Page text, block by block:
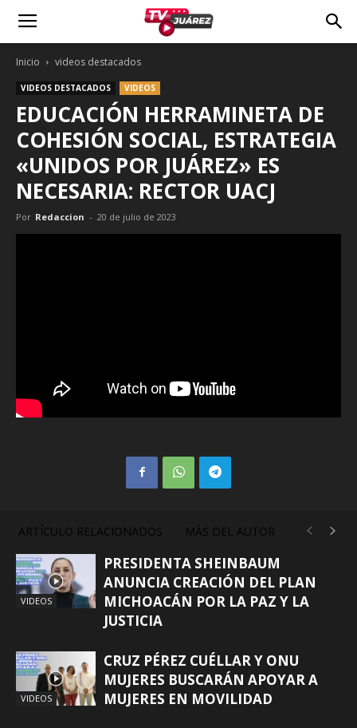
Inicio videos destacados
VIDEOS DESTACADOS VIDEOS
EDUCACIÓN HERRAMINETA DE
COHESIÓN SOCIAL, ESTRATEGIA
«UNIDOS POR JUÁREZ» ES
NECESARIA: RECTOR UACJ
Por Redaccion - 20 de julio de 2023
ARTÍCULO RELACIONADOS MÁS DEL AUTOR
VIDEOS
PRESIDENTA SHEINBAUM
ANUNCIA CREACIÓN DEL PLAN
MICHOACÁN POR LA PAZ Y LA
JUSTICIA
VIDEOS
CRUZ PÉREZ CUÉLLAR Y ONU
MUJERES BUSCARÁN APOYAR A
MUJERES EN MOVILIDAD